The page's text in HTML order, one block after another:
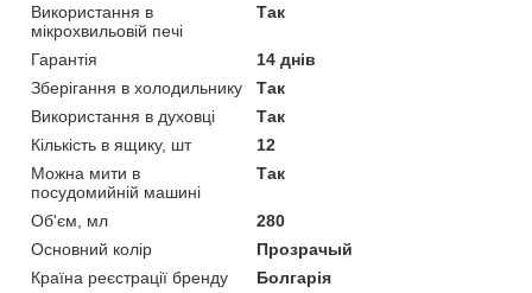
Використання в
мікрохвильовій печі
Так
Гарантія
14 днів
Зберігання в холодильнику
Так
Використання в духовці
Так
Кількість в ящику, шт
12
Можна мити в
посудомийній машині
Так
Об'єм, мл
280
Основний колір
Прозрачый
Країна реєстрації бренду
Болгарія